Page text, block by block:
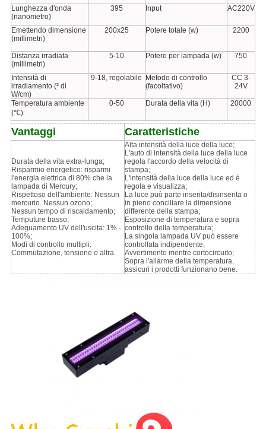
Lunghezza d'onda
(nanometro)
395 Input AC220V
Emettendo dimensione
(millimetri)
200x25 Potere totale (w) 2200
Distanza irradiata
(millimetri)
5-10 Potere per lampada (w) 750
Intensità di
irradiamento (² di
W/cm)
9-18, regolabile
Metodo di controllo
(facoltativo)
CC 3-
24V
Temperatura ambiente
(℃)
0-50 Durata della vita (H) 20000
Vantaggi Caratteristiche
Durata della vita extra-lunga;
Risparmio energetico: risparmi
l'energia elettrica di 80% che la
lampada di Mercury;
Rispettoso dell'ambiente: Nessun
mercurio. Nessun ozono;
Nessun tempo di riscaldamento;
Temputure basso;
Adeguamento UV dell'uscita: 1% -
100%;
Modi di controllo multipli:
Commutazione, tensione o altra.
Alta intensità della luce della luce;
L'auto di intensità della luce della luce
regola l'accordo della velocità di
stampa;
L'intensità della luce della luce ed è
regola e visualizza;
La luce può parte inserita/disinserita o
in pieno conciliare la dimensione
differente della stampa;
Esposizione di temperatura e sopra
controllo della temperatura;
La singola lampada UV può essere
controllata indipendente;
Avvertimento mentre cortocircuito;
Sopra l'allarme della temperatura,
assicuri i prodotti funzionano bene.